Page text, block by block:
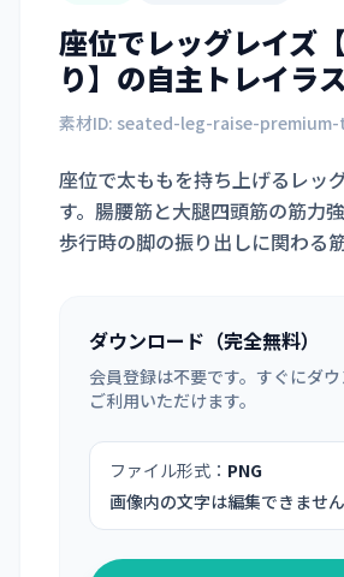
座位でレッグレイズ
り】 の自主トレイラ
素材ID: seated-leg-raise-
座位で太ももを持ち上げるレッ
す。腸腰筋と大腿四頭筋の筋力
歩行時の脚の振り出しに関わる
ダウンロード（完全無料）
会員登録は不要です。すぐにダ
ご利用いただけます。
ファイル形式： PNG
画像内の文字は編集できません